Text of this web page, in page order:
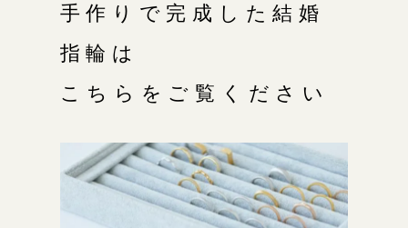
手作りで完成した結婚
指輪は
こちらをご覧ください